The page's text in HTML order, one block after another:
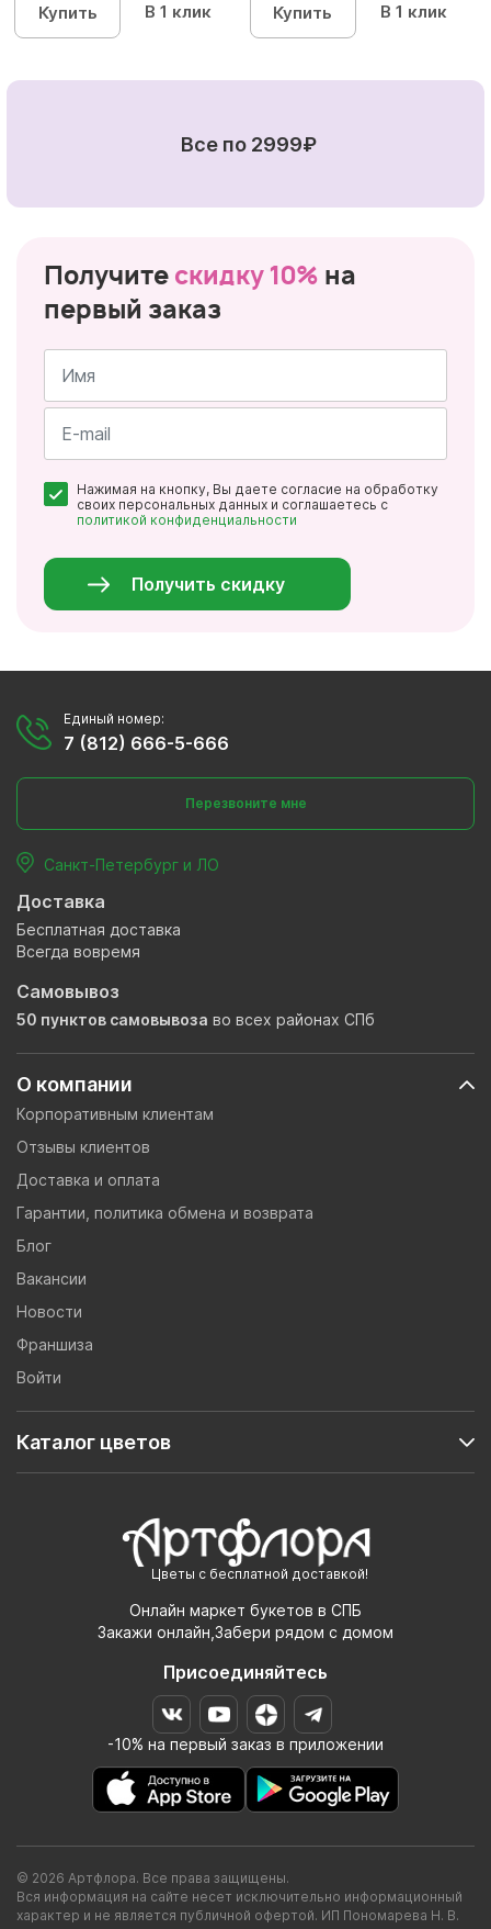
Купить В 1 клик Купить В 1 клик
Все по 2999₽
Получите скидку 10% на
первый заказ
Имя
*
Нажимая на кнопку, Вы даете согласие на обработку
своих персональных данных и соглашаетесь с
политикой конфиденциальности
Получить скидку
Цветы с бесплатной доставкой!
Онлайн маркет букетов в СПБ
Закажи онлайн,Забери рядом с домом
Присоединяйтесь
-10% на первый заказ в приложении
О компании
Корпоративным клиентам
Отзывы клиентов
Доставка и оплата
Гарантии, политика обмена и возврата
Блог
Вакансии
Новости
Франшиза
Войти
Каталог цветов
Единый номер:
7 (812) 666-5-666
Перезвоните мне
Санкт-Петербург и ЛО
Доставка
Бесплатная доставка
Всегда вовремя
Самовывоз
50 пунктов самовывоза во всех районах СПб
© 2026 Артфлора. Все права защищены.
Вся информация на сайте несет исключительно информационный
характер и не является публичной офертой. ИП Пономарева Н. В.